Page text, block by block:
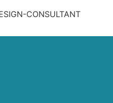
CONSULTANT